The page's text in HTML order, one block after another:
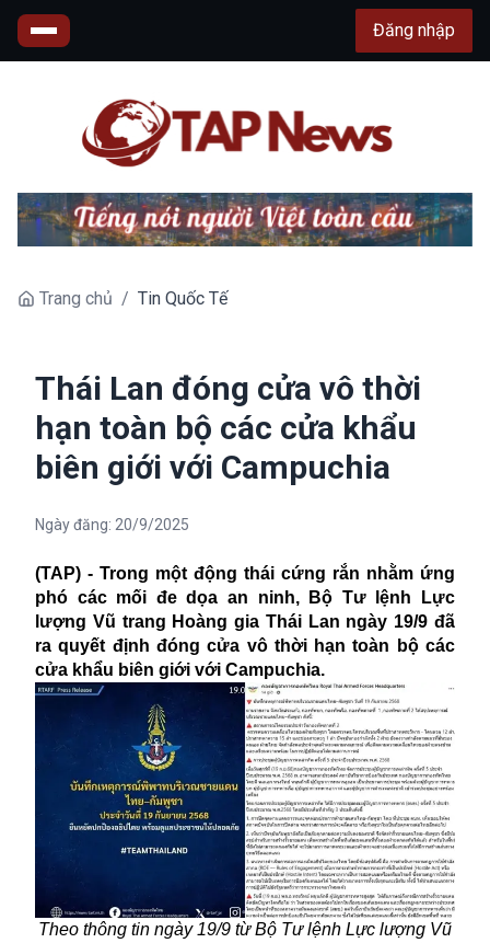
Đăng nhập
Trang chủ / Tin Quốc Tế
Thái Lan đóng cửa vô thời
hạn toàn bộ các cửa khẩu
biên giới với Campuchia
Ngày đăng: 20/9/2025
(TAP) - Trong một động thái cứng rắn nhằm ứng
phó các mối đe dọa an ninh, Bộ Tư lệnh Lực
lượng Vũ trang Hoàng gia Thái Lan ngày 19/9 đã
ra quyết định đóng cửa vô thời hạn toàn bộ các
cửa khẩu biên giới với Campuchia.
Theo thông tin ngày 19/9 từ Bộ Tư lệnh Lực lượng Vũ